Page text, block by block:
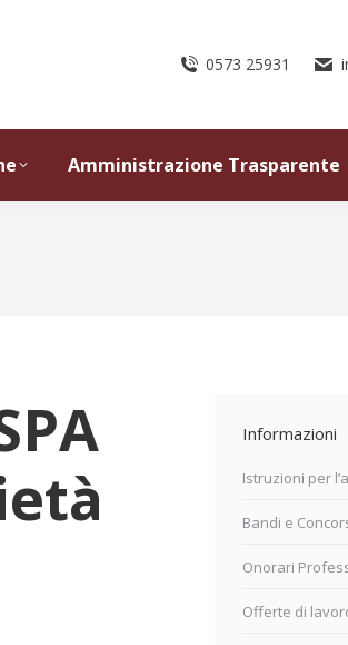
0573 25931
Amministrazione Trasparente
Informazioni
Istruzioni per
Bandi e
Onorari
Offerte di